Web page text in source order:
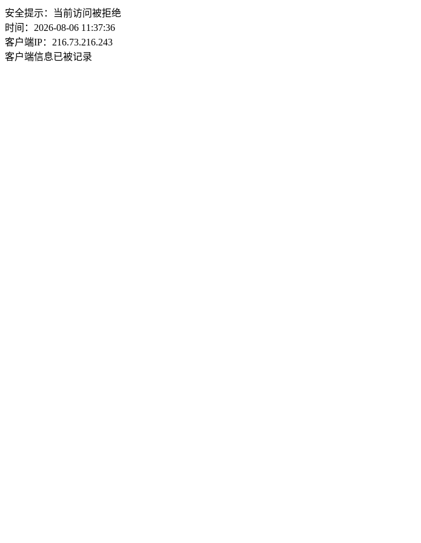
安全提示：当前访问被拒绝
时间：2026-08-06 11:37:36
客户端IP：216.73.216.243
客户端信息已被记录